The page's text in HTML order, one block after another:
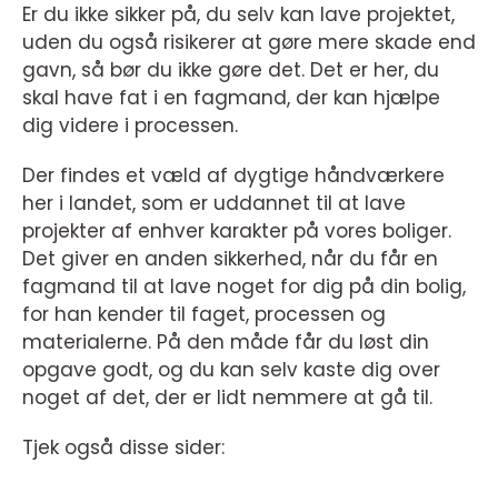
Er du ikke sikker på, du selv kan lave projektet,
uden du også risikerer at gøre mere skade end
gavn, så bør du ikke gøre det. Det er her, du
skal have fat i en fagmand, der kan hjælpe
dig videre i processen.
Der findes et væld af dygtige håndværkere
her i landet, som er uddannet til at lave
projekter af enhver karakter på vores boliger.
Det giver en anden sikkerhed, når du får en
fagmand til at lave noget for dig på din bolig,
for han kender til faget, processen og
materialerne. På den måde får du løst din
opgave godt, og du kan selv kaste dig over
noget af det, der er lidt nemmere at gå til.
Tjek også disse sider: